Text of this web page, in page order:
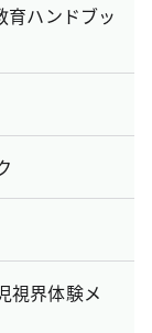
育ハンドブッ
視界体験メ